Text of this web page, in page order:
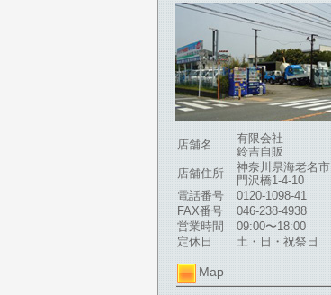
店舗名
有限会社
鈴吉自販
店舗住所
神奈川県海老名市
門沢橋1-4-10
電話番号
0120-1098-41
FAX番号
046-238-4938
営業時間
09:00〜18:00
定休日
土・日・祝祭日
Map